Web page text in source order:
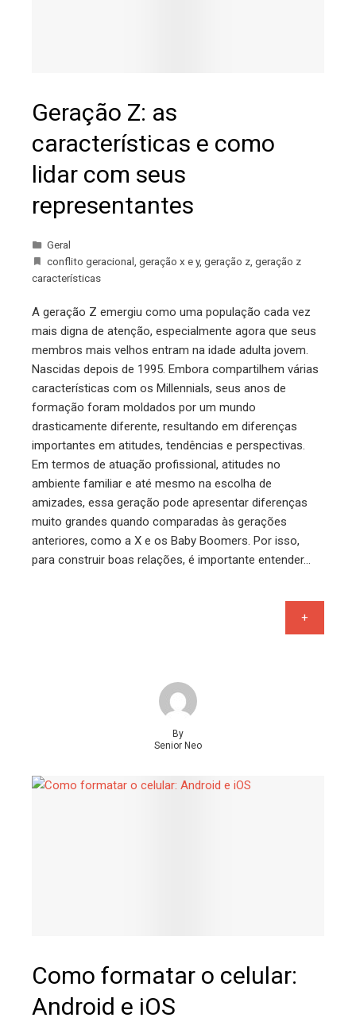
Geração Z: as
características e como
lidar com seus
representantes
Geral
conflito geracional geração x e y, geração z geração z
características
A geração Z emergiu como uma população cada vez
mais digna de atenção, especialmente agora que seus
membros mais velhos entram na idade adulta jovem.
Nascidas depois de 1995. Embora compartilhem várias
características com os Millennials, seus anos de
formação foram moldados por um mundo
drasticamente diferente, resultando em diferenças
importantes em atitudes, tendências e perspectivas.
Em termos de atuação profissional, atitudes no
ambiente familiar e até mesmo na escolha de
amizades, essa geração pode apresentar diferenças
muito grandes quando comparadas às gerações
anteriores, como a X e os Baby Boomers. Por isso,
para construir boas relações, é importante entender…
+
By
Senior Neo
Como formatar o celular:
Android e iOS